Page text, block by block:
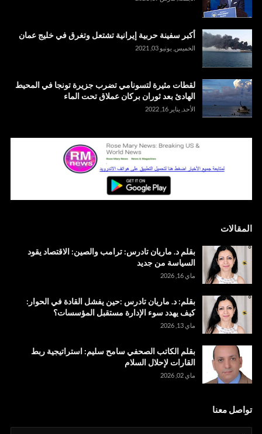
أكبر سفينة حربية إيرانية تشتعل وتغرق في خليج عمان
الخميس, يونيو 03, 2021
لقطات مثيرة لتسونامي تضرب جزيرة تونجا في المحيط
الهادئ بعد ثوران بركان عملاق تحت الماء
الأحد, يناير 16, 2022
المقالات
بقلم د. ماريان تادرس: ترامب والصين: الاقتصاد يقود
السياسة من جديد
ماي 16, 2026
بقلم: د. ماريان تادرس :حين يفشل القادة في الحوار:
كيف يهدد سوء الإدارة مستقبل المؤسسات؟
ماي 13, 2026
بقلم الكاتب الصحفي سامح سليم: استراتيجية ربط
القارات لإحلال السلام
ماي 02, 2026
تواصل معنا